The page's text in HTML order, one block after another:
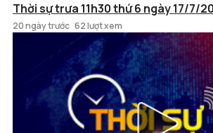
Thời sự trưa 11h30 thứ 6 ngày 17/7/
20 ngày trước 62 lượt xem